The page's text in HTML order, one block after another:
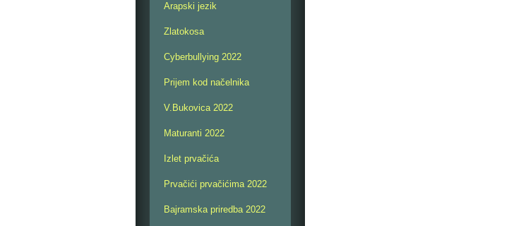
Arapski jezik
Zlatokosa
Cyberbullying 2022
Prijem kod načelnika
V.Bukovica 2022
Maturanti 2022
Izlet prvačića
Prvačići prvačićima 2022
Bajramska priredba 2022